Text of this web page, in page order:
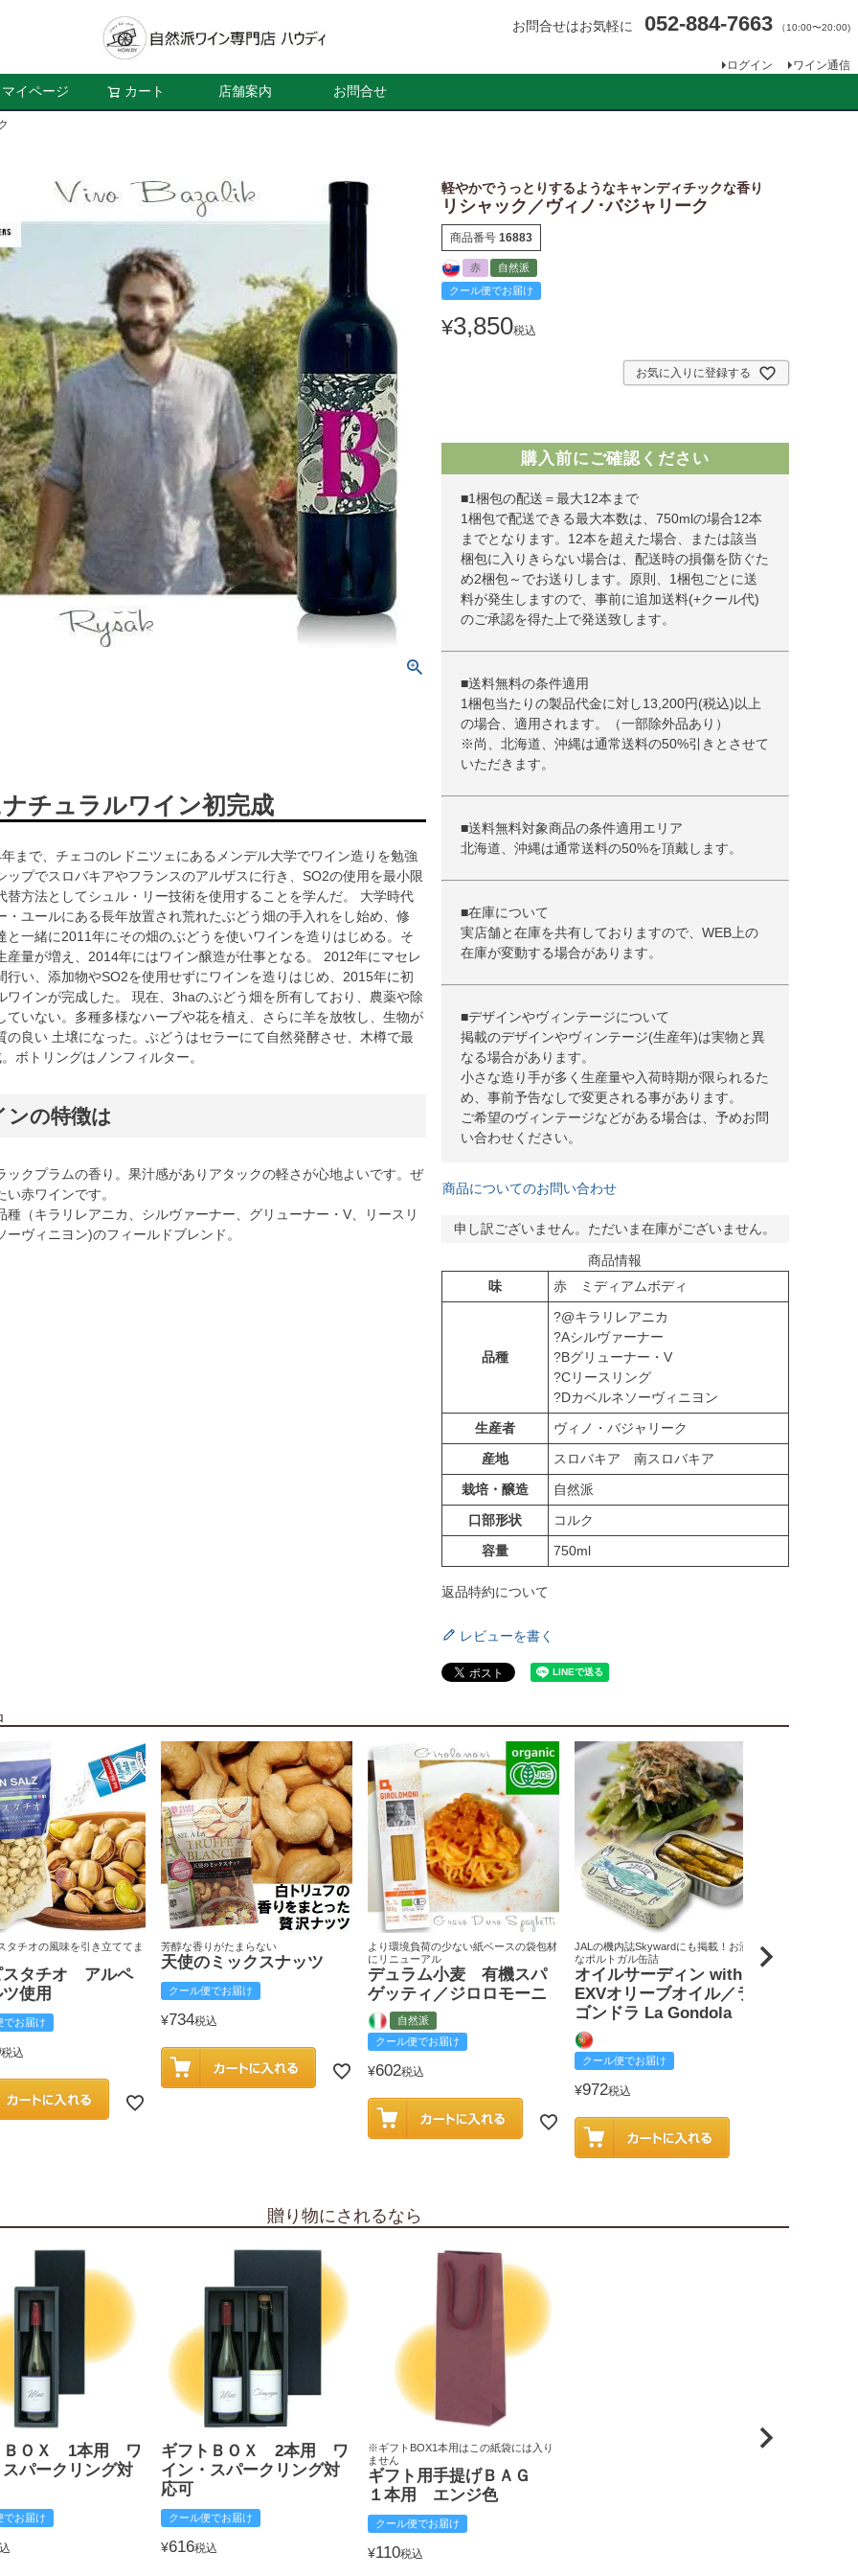
お問合せはお気軽に 052-884-7663 （10:00〜20:00)
ログイン ワイン通信
マイページ カート 店舗案内 お問合せ
チュラルワイン初完成
まで、チェコのレドニツェにあるメンデル大学でワイン造りを勉強
ップでスロバキアやフランスのアルザスに行き、SO2の使用を最小限
替方法としてシュル・リー技術を使用することを学んだ。 大学時代
・ユールにある長年放置され荒れたぶどう畑の手入れをし始め、修
と一緒に2011年にその畑のぶどうを使いワインを造りはじめる。そ
産量が増え、2014年にはワイン醸造が仕事となる。 2012年にマセレ
行い、添加物やSO2を使用せずにワインを造りはじめ、2015年に初
ワインが完成した。 現在、3haのぶどう畑を所有しており、農薬や除
ていない。多種多様なハーブや花を植え、さらに羊を放牧し、生物が
の良い 土壌になった。ぶどうはセラーにて自然発酵させ、木樽で最
ボトリングはノンフィルター。
ンの特徴は
ックプラムの香り。果汁感がありアタックの軽さが心地よいです。ぜ
赤ワインです。
種（キラリレアニカ、シルヴァーナー、グリューナー・V、リースリ
ーヴィニヨン)のフィールドブレンド。
軽やかでうっとりするようなキャンディチックな香り
リシャック／ヴィノ･バジャリーク
商品番号 16883
赤
自然派
クール便でお届け
¥3,850税込
お気に入りに登録する
購入前にご確認ください
■1梱包の配送＝最大12本まで
1梱包で配送できる最大本数は、750mlの場合12本
までとなります。12本を超えた場合、または該当
梱包に入りきらない場合は、配送時の損傷を防ぐた
め2梱包～でお送りします。原則、1梱包ごとに送
料が発生しますので、事前に追加送料(+クール代)
のご承認を得た上で発送致します。
■送料無料の条件適用
1梱包当たりの製品代金に対し13,200円(税込)以上
の場合、適用されます。（一部除外品あり）
※尚、北海道、沖縄は通常送料の50%引きとさせて
いただきます。
■送料無料対象商品の条件適用エリア
北海道、沖縄は通常送料の50%を頂戴します。
■在庫について
実店舗と在庫を共有しておりますので、WEB上の
在庫が変動する場合があります。
■デザインやヴィンテージについて
掲載のデザインやヴィンテージ(生産年)は実物と異
なる場合があります。
小さな造り手が多く生産量や入荷時期が限られるた
め、事前予告なしで変更される事があります。
ご希望のヴィンテージなどがある場合は、予めお問
い合わせください。
商品についてのお問い合わせ
申し訳ございません。ただいま在庫がございません。
商品情報
味
赤 ミディアムボディ
品種
?@キラリレアニカ
?Aシルヴァーナー
?Bグリューナー・V
?Cリースリング
?Dカベルネソーヴィニヨン
生産者
ヴィノ・バジャリーク
産地
スロバキア 南スロバキア
栽培・醸造
自然派
口部形状
コルク
容量
750ml
返品特約について
レビューを書く
タチオの風味を引き立ててま
スタチオ アルペ
使用
でお届け
税込
芳醇な香りがたまらない
天使のミックスナッツ
クール便でお届け
¥734税込
より環境負荷の少ない紙ベースの袋包材
にリニューアル
デュラム小麦 有機スパ
ゲッティ／ジロロモーニ
自然派
クール便でお届け
¥602税込
JALの機内誌Skywardにも掲載！お洒落
なポルトガル缶詰
オイルサーディン with
EXVオリーブオイル／ラ
ゴンドラ La Gondola
クール便でお届け
¥972税込
贈り物にされるなら
ＢＯＸ 1本用 ワ
パークリング対
でお届け
ギフトＢＯＸ 2本用 ワ
イン・スパークリング対
応可
クール便でお届け
¥616税込
※ギフトBOX1本用はこの紙袋には入り
ません
ギフト用手提げＢＡＧ
１本用 エンジ色
クール便でお届け
¥110税込